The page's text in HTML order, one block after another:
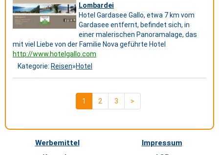
Lombardei
Hotel Gardasee Gallo, etwa 7 km vom
Gardasee entfernt, befindet sich, in
einer malerischen Panoramalage, das
mit viel Liebe von der Familie Nova geführte Hotel
http://www.hotelgallo.com
Kategorie: Reisen»Hotel
1 2 3 >
Werbemittel
Impressum